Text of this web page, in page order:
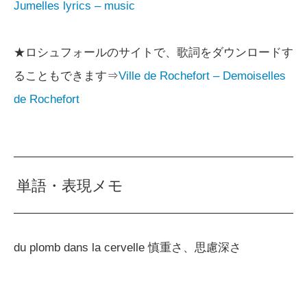
Jumelles lyrics – music
★ロシュフォールのサイトで、歌詞をダウンロードす
ることもできます⇒Ville de Rochefort – Demoiselles
de Rochefort
単語・表現メモ
du plomb dans la cervelle 慎重さ、思慮深さ